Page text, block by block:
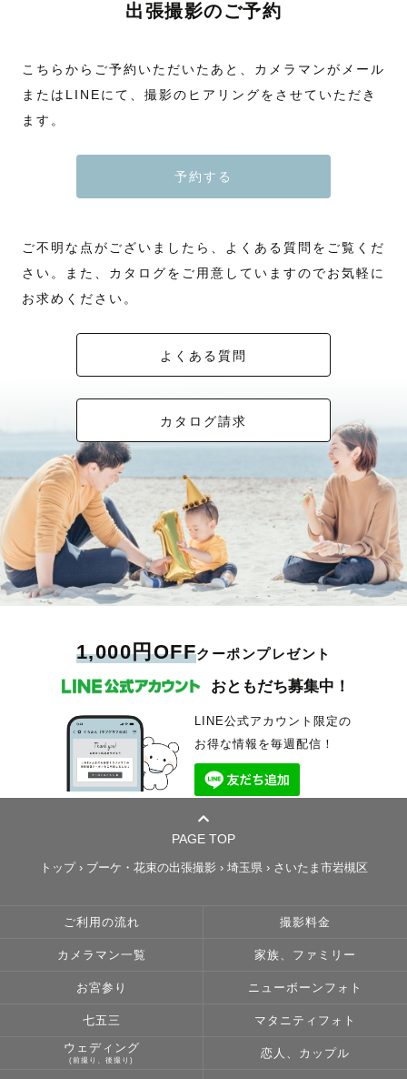
出張撮影のご予約
こちらからご予約いただいたあと、カメラマンがメール
またはLINEにて、撮影のヒアリングをさせていただき
ます。
予約する
ご不明な点がございましたら、よくある質問をご覧くだ
さい。また、カタログをご用意していますのでお気軽に
お求めください。
よくある質問
カタログ請求
1,000円OFFクーポンプレゼント
おともだち募集中！
LINE公式アカウント限定の
お得な情報を毎週配信！
PAGE TOP
トップ› ブーケ・花束の出張撮影 › 埼玉県› さいたま市岩槻区
ご利用の流れ 撮影料金
カメラマン一覧 家族、ファミリー
お宮参り ニューボーンフォト
七五三 マタニティフォト
ウェディング
(前撮り、後撮り)
恋人、カップル